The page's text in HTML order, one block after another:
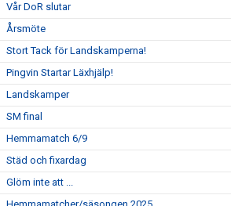
Vår DoR slutar
Årsmöte
Stort Tack för Landskamperna!
Pingvin Startar Läxhjälp!
Landskamper
SM final
Hemmamatch 6/9
Städ och fixardag
Glöm inte att ...